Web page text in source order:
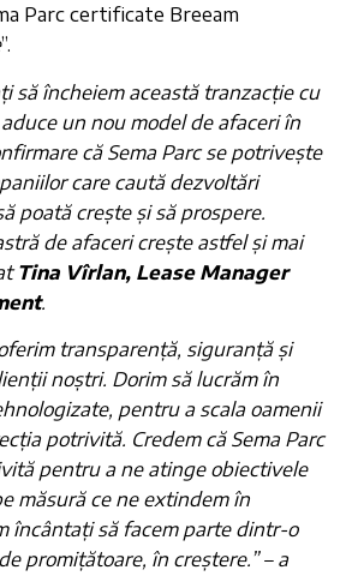
Parc certificate Breeam
”.
să încheiem această tranzacție cu
un nou model de afaceri în
că Sema Parc se potrivește
care caută dezvoltări
poată crește și să prospere.
de afaceri crește astfel și mai
Tina Vîrlan, Lease Manager
.
transparență, siguranță și
noștri. Dorim să lucrăm în
pentru a scala oamenii
potrivită. Credem că Sema Parc
pentru a ne atinge obiectivele
măsură ce ne extindem în
încântați să facem parte dintr-o
promițătoare, în creștere.” – a